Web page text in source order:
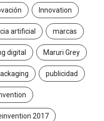
Innovation
artificial marcas
digital Maruri Grey
publicidad
2017